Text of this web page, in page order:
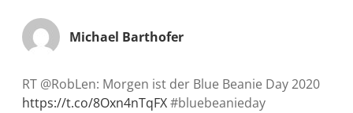
Michael Barthofer
RT @RobLen: Morgen ist der Blue Beanie Day 2020
https://t.co/8Oxn4nTqFX#bluebeanieday